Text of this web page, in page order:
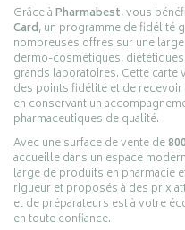
Grâce àPharmabest, vous
Card, un programme de fidélité
nombreuses offres sur une
dermo-cosmétiques,
grands laboratoires. Cette
des points fidélité et de
en conservant un
pharmaceutiques de qualité.
Avec une surface de vente de
accueille dans un espace
large de produits en pharmacie
rigueur et proposés à des prix
et de préparateurs est à votre
en toute confiance.